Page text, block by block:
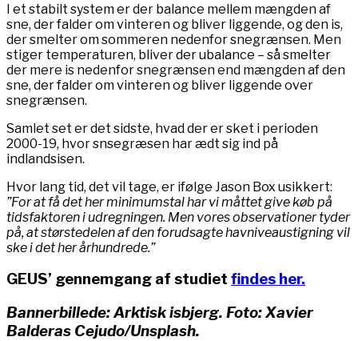
I et stabilt system er der balance mellem mængden af
sne, der falder om vinteren og bliver liggende, og den is,
der smelter om sommeren nedenfor snegrænsen. Men
stiger temperaturen, bliver der ubalance – så smelter
der mere is nedenfor snegrænsen end mængden af den
sne, der falder om vinteren og bliver liggende over
snegrænsen.
Samlet set er det sidste, hvad der er sket i perioden
2000-19, hvor snsegræsen har ædt sig ind på
indlandsisen.
Hvor lang tid, det vil tage, er ifølge Jason Box usikkert:
”For at få det her minimumstal har vi måttet give køb på
tidsfaktoren i udregningen. Men vores observationer tyder
på, at størstedelen af den forudsagte havniveaustigning vil
ske i det her århundrede.”
GEUS’ gennemgang af studiet findes her.
Bannerbillede: Arktisk isbjerg. Foto: Xavier
Balderas Cejudo/Unsplash.